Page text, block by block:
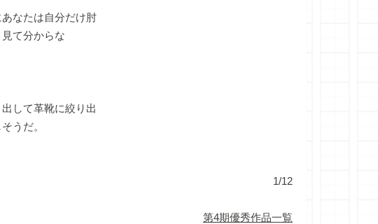
なたは自分だけ肘
て分からな
して革靴に絞り出
うだ。
1/12
第4期優秀作品一覧